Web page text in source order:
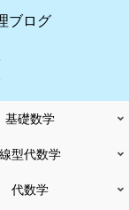
ブログ
基礎数学
線型代数学
代数学